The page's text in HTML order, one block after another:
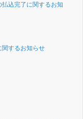
込完了に関するお知
関するお知らせ